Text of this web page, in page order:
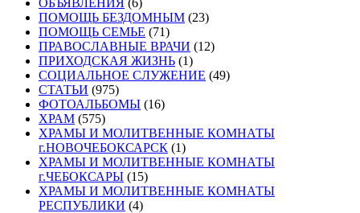
ПОМОЩЬ БЕЗДОМНЫМ (23)
ПОМОЩЬ СЕМЬЕ (71)
ПРАВОСЛАВНЫЕ ВРАЧИ (12)
ПРИХОДСКАЯ ЖИЗНЬ (1)
СОЦИАЛЬНОЕ СЛУЖЕНИЕ (49)
СТАТЬИ (975)
ФОТОАЛЬБОМЫ (16)
ХРАМ (575)
ХРАМЫ И МОЛИТВЕННЫЕ КОМНАТЫ
г.НОВОЧЕБОКСАРСК (1)
ХРАМЫ И МОЛИТВЕННЫЕ КОМНАТЫ
г.ЧЕБОКСАРЫ (15)
ХРАМЫ И МОЛИТВЕННЫЕ КОМНАТЫ
РЕСПУБЛИКИ (4)